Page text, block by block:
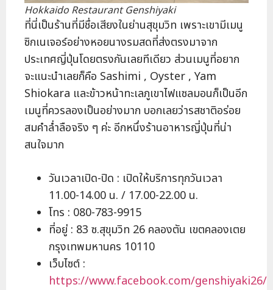
Hokkaido Restaurant Genshiyaki
ที่นี่เป็นร้านที่มีชื่อเสียงในย่านสุขุมวิท เพราะเขามีเมนู
ซิกเนเจอร์อย่างหอยนางรมสดที่ส่งตรงมาจาก
ประเทศญี่ปุ่นโดยตรงกันเลยทีเดียว ส่วนเมนูที่อยาก
จะแนะนำเลยก็คือ Sashimi , Oyster , Yam
Shiokara และข้าวหน้าทะเลภูเขาไฟแซลมอนก็เป็นอีก
เมนูที่ควรลองเป็นอย่างมาก บอกเลยว่ารสชาติอร่อย
สมคำล่ำลือจริง ๆ ค่ะ อีกหนึ่งร้านอาหารญี่ปุ่นที่น่า
สนใจมาก
วันเวลาเปิด-ปิด : เปิดให้บริการทุกวันเวลา
11.00-14.00 น. / 17.00-22.00 น.
โทร : 080-783-9915
ที่อยู่ : 83 ซ.สุขุมวิท 26 คลองตัน เขตคลองเตย
กรุงเทพมหานคร 10110
เว็บไซต์ :
https://www.facebook.com/genshiyaki26/